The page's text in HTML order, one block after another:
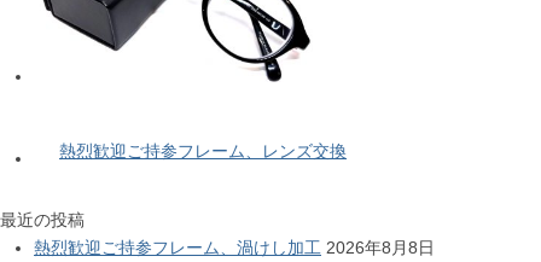
熱烈歓迎ご持参フレーム、レンズ交換
最近の投稿
熱烈歓迎ご持参フレーム、渦けし加工 2026年8月8日